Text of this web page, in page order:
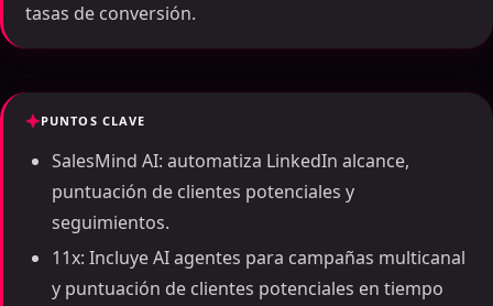
tasas de conversión.
PUNTOS CLAVE
SalesMind AI: automatiza LinkedIn alcance,
puntuación de clientes potenciales y
seguimientos.
11x: Incluye AI agentes para campañas multicanal
y puntuación de clientes potenciales en tiempo